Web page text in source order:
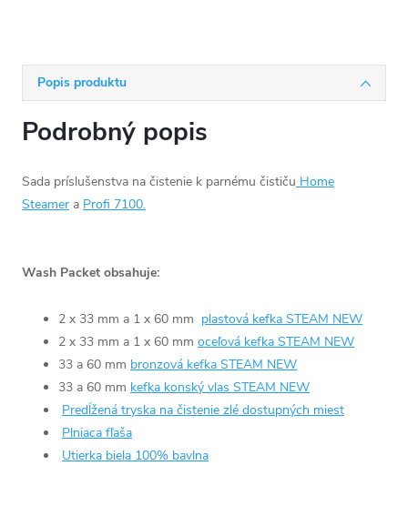
Popis produktu
Podrobný popis
Sada príslušenstva na čistenie k parnému čističu Home
Steamer a Profi 7100.
Wash Packet obsahuje:
2 x 33 mm a 1 x 60 mm plastová kefka STEAM NEW
2 x 33 mm a 1 x 60 mm oceľová kefka STEAM NEW
33 a 60 mm bronzová kefka STEAM NEW
33 a 60 mm kefka konský vlas STEAM NEW
Predĺžená tryska na čistenie zlé dostupných miest
Plniaca fľaša
Utierka biela 100% bavlna